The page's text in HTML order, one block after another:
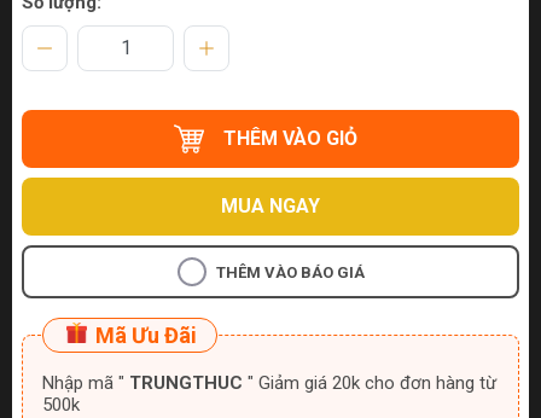
THÊM VÀO GIỎ
MUA NGAY
THÊM VÀO BÁO GIÁ
Mã Ưu Đãi
Nhập mã " TRUNGTHUC " Giảm giá 20k cho đơn hàng từ
500k